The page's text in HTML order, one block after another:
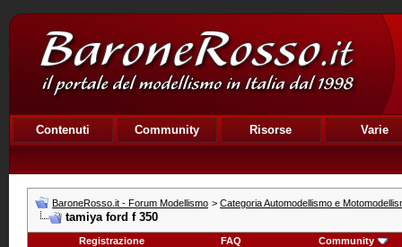
Contenuti Community Risorse Varie
BaroneRosso.it - Forum Modellismo > Categoria Automodellismo e
tamiya ford f 350
Registrazione FAQ Community